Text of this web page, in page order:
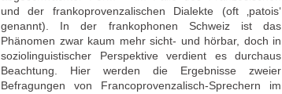
und der frankoprovenzalischen Dialekte (oft ‚patois‘
genannt). In der frankophonen Schweiz ist das
Phänomen zwar kaum mehr sicht- und hörbar, doch in
soziolinguistischer Perspektive verdient es durchaus
Beachtung. Hier werden die Ergebnisse zweier
Befragungen von Francoprovenzalisch-Sprechern im